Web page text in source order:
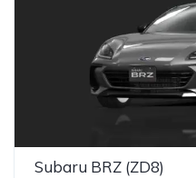
Subaru BRZ (ZD8)